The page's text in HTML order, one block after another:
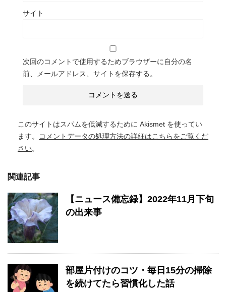
サイト
次回のコメントで使用するためブラウザーに自分の名
前、メールアドレス、サイトを保存する。
このサイトはスパムを低減するために Akismet を使ってい
ます。
コメントデータの処理方法の詳細はこちらをご覧くだ
さい。
関連記事
【ニュース備忘録】2022年11月下旬
の出来事
部屋片付けのコツ・毎日15分の掃除
を続けてたら習慣化した話